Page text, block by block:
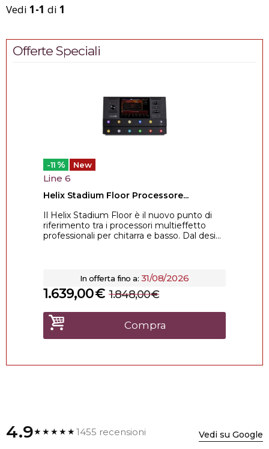
Vedi 1-1 di 1
Offerte Speciali
-11 % New
Line 6
Helix Stadium Floor Processore...
Il Helix Stadium Floor è il nuovo punto di
riferimento tra i processori multieffetto
professionali per chitarra e basso. Dal desi...
In offerta fino a: 31/08/2026
€
1.639,00 €
1.848,00
Compra
4.9★★★★★1455 recensioni Vedi su Google